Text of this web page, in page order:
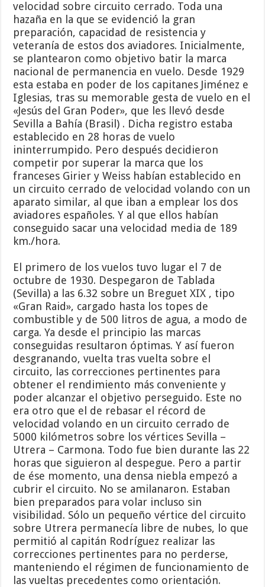
velocidad sobre circuito cerrado. Toda una
hazaña en la que se evidenció la gran
preparación, capacidad de resistencia y
veteranía de estos dos aviadores. Inicialmente,
se plantearon como objetivo batir la marca
nacional de permanencia en vuelo. Desde 1929
esta estaba en poder de los capitanes Jiménez e
Iglesias, tras su memorable gesta de vuelo en el
«Jesús del Gran Poder», que les llevó desde
Sevilla a Bahía (Brasil) . Dicha registro estaba
establecido en 28 horas de vuelo
ininterrumpido. Pero después decidieron
competir por superar la marca que los
franceses Girier y Weiss habían establecido en
un circuito cerrado de velocidad volando con un
aparato similar, al que iban a emplear los dos
aviadores españoles. Y al que ellos habían
conseguido sacar una velocidad media de 189
km./hora.
El primero de los vuelos tuvo lugar el 7 de
octubre de 1930. Despegaron de Tablada
(Sevilla) a las 6.32 sobre un Breguet XIX , tipo
«Gran Raid», cargado hasta los topes de
combustible y de 500 litros de agua, a modo de
carga. Ya desde el principio las marcas
conseguidas resultaron óptimas. Y así fueron
desgranando, vuelta tras vuelta sobre el
circuito, las correcciones pertinentes para
obtener el rendimiento más conveniente y
poder alcanzar el objetivo perseguido. Este no
era otro que el de rebasar el récord de
velocidad volando en un circuito cerrado de
5000 kilómetros sobre los vértices Sevilla –
Utrera – Carmona. Todo fue bien durante las 22
horas que siguieron al despegue. Pero a partir
de ése momento, una densa niebla empezó a
cubrir el circuito. No se amilanaron. Estaban
bien preparados para volar incluso sin
visibilidad. Sólo un pequeño vértice del circuito
sobre Utrera permanecía libre de nubes, lo que
permitió al capitán Rodríguez realizar las
correcciones pertinentes para no perderse,
manteniendo el régimen de funcionamiento de
las vueltas precedentes como orientación.